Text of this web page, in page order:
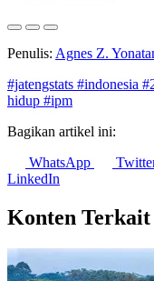
Penulis: Agnes Z.
#jatengstats #indonesia
hidup #ipm
Bagikan artikel ini:
WhatsApp
LinkedIn
Konten Terkait